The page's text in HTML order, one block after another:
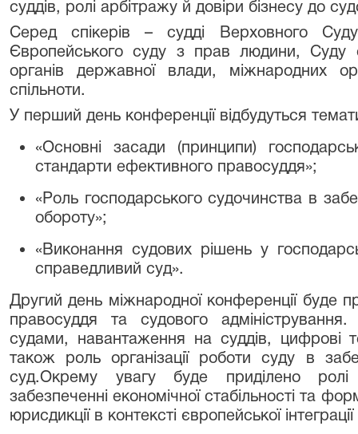
суддів, ролі арбітражу й довіри бізнесу до
Серед спікерів – судді Верховного
Європейського суду з прав людини, Суду
органів державної влади, міжнародних
спільноти.
У перший день конференції відбудуться
«Основні засади (принципи)
стандарти ефективного правосуддя»;
«Роль господарського судочинства в
обороту»;
«Виконання судових рішень у
справедливий суд».
Другий день міжнародної конференції буде
правосуддя та судового
судами, навантаження на суддів, цифрові
також роль організації роботи суду в
суд.Окрему увагу буде приділено ролі
забезпеченні економічної стабільності та
юрисдикції в контексті європейської